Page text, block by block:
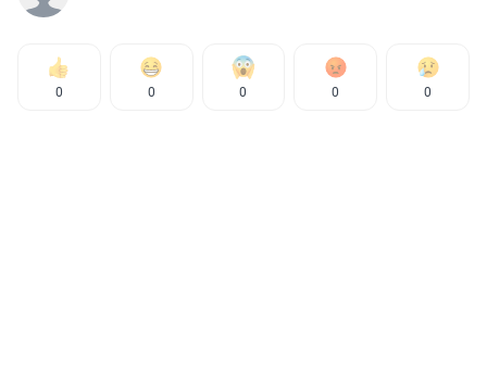
0 0 0 0 0